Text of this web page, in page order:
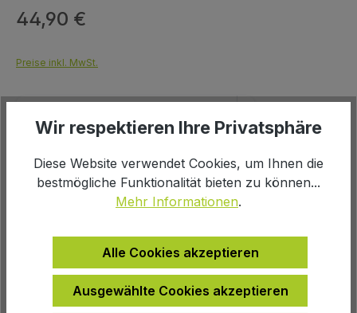
Regulärer Preis:
44,90 €
Preise inkl. MwSt.
Produkt Anzahl: Gib denIn den Warenkorb
Zur Wunschliste hinzufügen
Wir respektieren Ihre Privatsphäre
Diese Website verwendet Cookies, um Ihnen die
bestmögliche Funktionalität bieten zu können...
Mehr Informationen.
Alle Cookies akzeptieren
Ausgewählte Cookies akzeptieren